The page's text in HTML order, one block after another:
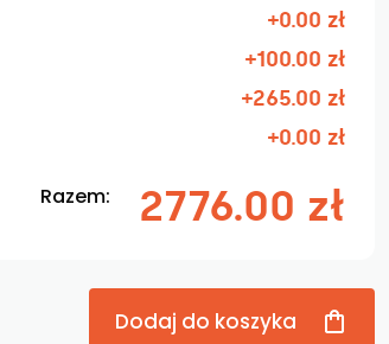
+0.00 zł
+100.00 zł
+265.00 zł
+0.00 zł
Razem: 2776.00 zł
Dodaj do koszyka